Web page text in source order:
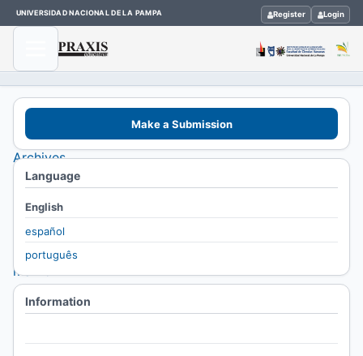
UNIVERSIDAD NACIONAL DE LA PAMPA Register Login
Home
Archives
Vol. 8
No. 8
(2004):
marzo
2004-
febrero
2005
Make a Submission
Language
English
español
português
Information